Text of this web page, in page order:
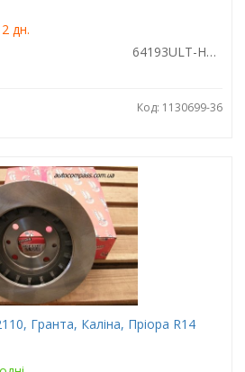
дн.
64193ULT-HCB
Код: 1130699-36
Гранта, Каліна, Пріора R14